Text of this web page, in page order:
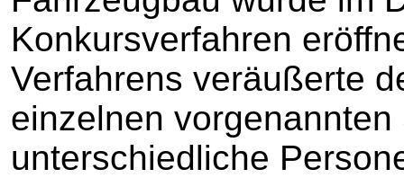
Konkursverfahren
Verfahrens veräußerte
einzelnen
unterschiedliche